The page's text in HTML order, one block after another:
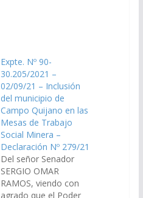
Expte. Nº 90-
30.205/2021 –
02/09/21 – Inclusión
del municipio de
Campo Quijano en las
Mesas de Trabajo
Social Minera –
Declaración Nº 279/21
Del señor Senador
SERGIO OMAR
RAMOS, viendo con
agrado que el Poder